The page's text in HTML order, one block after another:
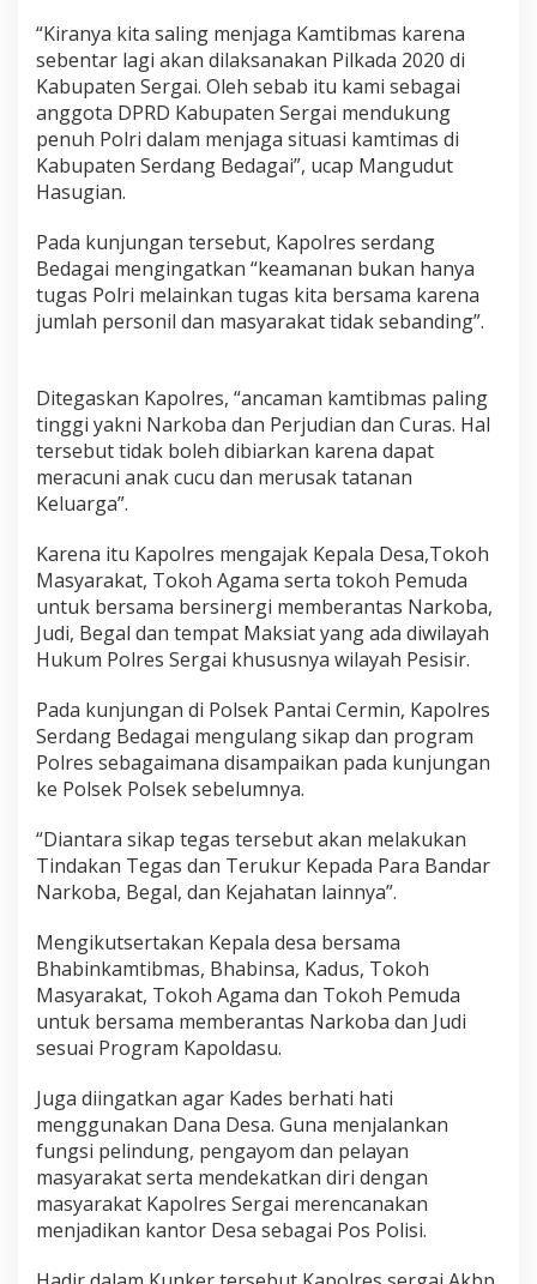
a
i
C
e
r
m
“Kiranya kita saling menjaga Kamtibmas karena
sebentar lagi akan dilaksanakan Pilkada 2020 di
Kabupaten Sergai. Oleh sebab itu kami sebagai
anggota DPRD Kabupaten Sergai mendukung
penuh Polri dalam menjaga situasi kamtimas di
Kabupaten Serdang Bedagai”, ucap Mangudut
Hasugian.
Pada kunjungan tersebut, Kapolres serdang
Bedagai mengingatkan “keamanan bukan hanya
tugas Polri melainkan tugas kita bersama karena
jumlah personil dan masyarakat tidak sebanding”.
Ditegaskan Kapolres, “ancaman kamtibmas paling
tinggi yakni Narkoba dan Perjudian dan Curas. Hal
tersebut tidak boleh dibiarkan karena dapat
meracuni anak cucu dan merusak tatanan
Keluarga”.
Karena itu Kapolres mengajak Kepala Desa,Tokoh
Masyarakat, Tokoh Agama serta tokoh Pemuda
untuk bersama bersinergi memberantas Narkoba,
Judi, Begal dan tempat Maksiat yang ada diwilayah
Hukum Polres Sergai khususnya wilayah Pesisir.
Pada kunjungan di Polsek Pantai Cermin, Kapolres
Serdang Bedagai mengulang sikap dan program
Polres sebagaimana disampaikan pada kunjungan
ke Polsek Polsek sebelumnya.
“Diantara sikap tegas tersebut akan melakukan
Tindakan Tegas dan Terukur Kepada Para Bandar
Narkoba, Begal, dan Kejahatan lainnya”.
Mengikutsertakan Kepala desa bersama
Bhabinkamtibmas, Bhabinsa, Kadus, Tokoh
Masyarakat, Tokoh Agama dan Tokoh Pemuda
untuk bersama memberantas Narkoba dan Judi
sesuai Program Kapoldasu.
Juga diingatkan agar Kades berhati hati
menggunakan Dana Desa. Guna menjalankan
fungsi pelindung, pengayom dan pelayan
masyarakat serta mendekatkan diri dengan
masyarakat Kapolres Sergai merencanakan
menjadikan kantor Desa sebagai Pos Polisi.